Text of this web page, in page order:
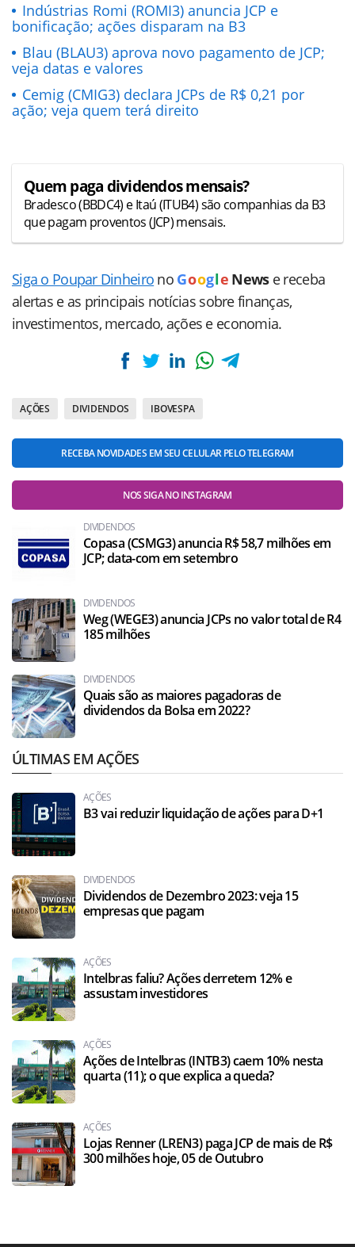
Indústrias Romi (ROMI3) anuncia JCP e
bonificação; ações disparam na B3
Blau (BLAU3) aprova novo pagamento de JCP;
veja datas e valores
Cemig (CMIG3) declara JCPs de R$ 0,21 por
ação; veja quem terá direito
Quem paga dividendos mensais?
Bradesco (BBDC4) e Itaú (ITUB4) são companhias da B3
que pagam proventos (JCP) mensais.
Siga o Poupar Dinheiro no Goog le News e receba
alertas e as principais notícias sobre finanças,
investimentos, mercado, ações e economia.
AÇÕES DIVIDENDOS IBOVESPA
RECEBA NOVIDADES EM SEU CELULAR PELO TELEGRAM
NOS SIGA NO INSTAGRAM
DIVIDENDOS
Copasa (CSMG3) anuncia R$ 58,7 milhões em
JCP; data-com em setembro
DIVIDENDOS
Weg (WEGE3) anuncia JCPs no valor total de R4
185 milhões
DIVIDENDOS
Quais são as maiores pagadoras de
dividendos da Bolsa em 2022?
ÚLTIMAS EM AÇÕES
AÇÕES
B3 vai reduzir liquidação de ações para D+1
DIVIDENDOS
Dividendos de Dezembro 2023: veja 15
empresas que pagam
AÇÕES
Intelbras faliu? Ações derretem 12% e
assustam investidores
AÇÕES
Ações de Intelbras (INTB3) caem 10% nesta
quarta (11); o que explica a queda?
AÇÕES
Lojas Renner (LREN3) paga JCP de mais de R$
300 milhões hoje, 05 de Outubro